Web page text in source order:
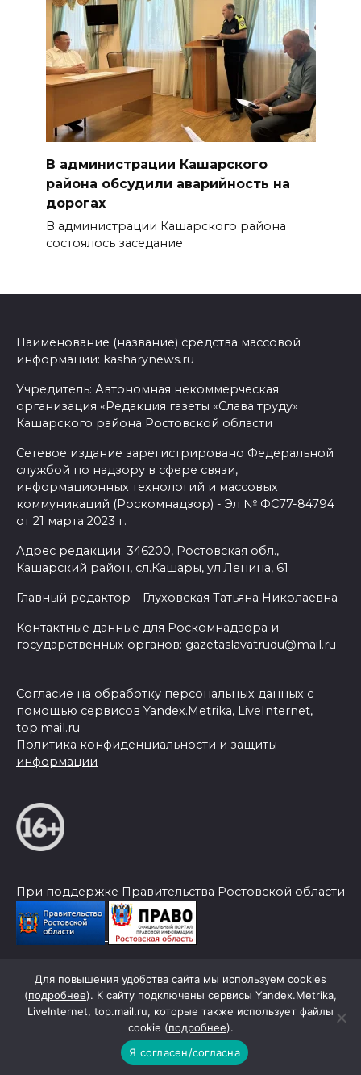
В администрации Кашарского
района обсудили аварийность на
дорогах
В администрации Кашарского района
состоялось заседание
Наименование (название) средства массовой
информации: kasharynews.ru
Учредитель: Автономная некоммерческая
организация «Редакция газеты «Слава труду»
Кашарского района Ростовской области
Сетевое издание зарегистрировано Федеральной
службой по надзору в сфере связи,
информационных технологий и массовых
коммуникаций (Роскомнадзор) - Эл № ФС77-84794
от 21 марта 2023 г.
Адрес редакции: 346200, Ростовская обл.,
Кашарский район, сл.Кашары, ул.Ленина, 61
Главный редактор – Глуховская Татьяна Николаевна
Контактные данные для Роскомнадзора и
государственных органов: gazetaslavatrudu@mail.ru
Согласие на обработку персональных данных с
помощью сервисов Yandex.Metrika, LiveInternet,
top.mail.ru
Политика конфиденциальности и защиты
информации
При поддержке Правительства Ростовской области
© 2026 Слава Труду
Для повышения удобства сайта мы используем cookies
(подробнее). К сайту подключены сервисы Yandex.Metrika,
LiveInternet, top.mail.ru, которые также использует файлы
cookie (подробнее).
Я согласен/согласна